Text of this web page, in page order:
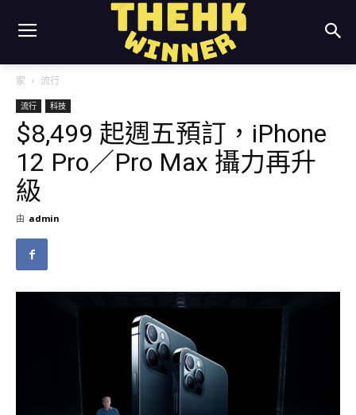
家 流行
流行 科技
$8,499 起週五預訂，iPhone
12 Pro／Pro Max 攝力再升
級
由 admin